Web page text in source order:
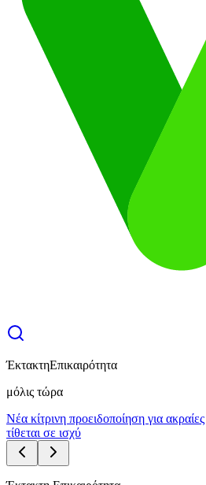
ΈκτακτηΕπικαιρότητα
μόλις τώρα
Νέα κίτρινη προειδοποίηση για
τίθεται σε ισχύ